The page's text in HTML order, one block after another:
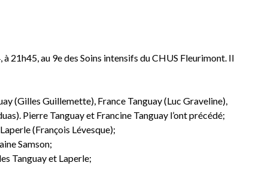
21h45, au 9e des Soins intensifs du CHUS Fleurimont. Il
(Gilles Guillemette), France Tanguay (Luc Graveline),
Pierre Tanguay et Francine Tanguay l’ont précédé;
(François Lévesque);
Samson;
Tanguay et Laperle;